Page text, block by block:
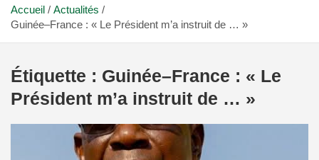
Accueil
Actualités
Guinée–France : « Le Président m’a instruit de … »
Étiquette : Guinée–France : « Le
Président m’a instruit de … »